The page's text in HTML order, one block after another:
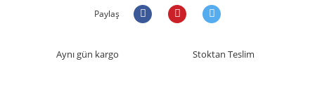
Paylaş
Aynı gün kargo Stoktan Teslim